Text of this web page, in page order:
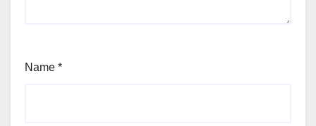
Name *